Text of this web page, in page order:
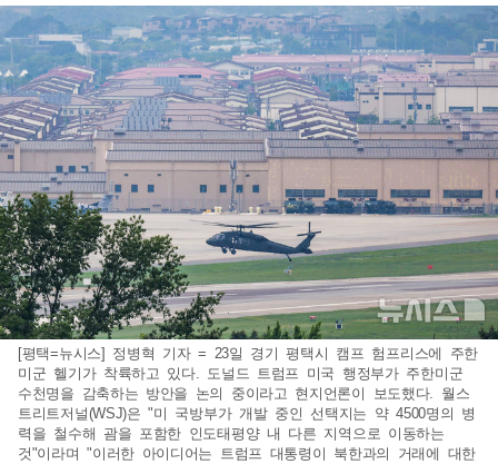
[평택=뉴시스] 정병혁 기자 = 23일 경기 평택시 캠프 험프리스에 주한
미군 헬기가 착륙하고 있다. 도널드 트럼프 미국 행정부가 주한미군
수천명을 감축하는 방안을 논의 중이라고 현지언론이 보도했다. 월스
트리트저널(WSJ)은 "미 국방부가 개발 중인 선택지는 약 4500명의 병
력을 철수해 괌을 포함한 인도태평양 내 다른 지역으로 이동하는
것"이라며 "이러한 아이디어는 트럼프 대통령이 북한과의 거래에 대한